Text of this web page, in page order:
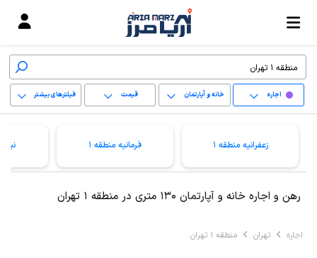
اجاره خانه و آپارتمان قیمت فیلترهای بیشتر
پاک کردن محدوده
زعفرانیه منطقه 1 فرمانیه منطقه 1
رهن و اجاره خانه و آپارتمان 130 متری در منطقه 1 تهران
اجاره تهران منطقه 1 تهران